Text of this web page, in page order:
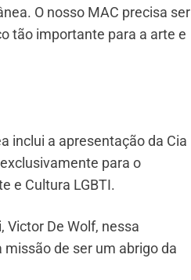
O nosso MAC precisa ser
tão importante para a arte e
inclui a apresentação da Cia
para o
e Cultura LGBTI.
Victor De Wolf, nessa
de ser um abrigo da